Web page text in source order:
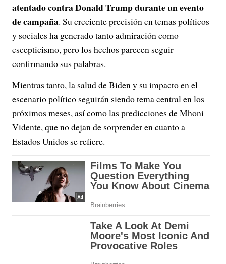
atentado contra Donald Trump durante un evento
de campaña. Su creciente precisión en temas políticos
y sociales ha generado tanto admiración como
escepticismo, pero los hechos parecen seguir
confirmando sus palabras.
Mientras tanto, la salud de Biden y su impacto en el
escenario político seguirán siendo tema central en los
próximos meses, así como las predicciones de Mhoni
Vidente, que no dejan de sorprender en cuanto a
Estados Unidos se refiere.